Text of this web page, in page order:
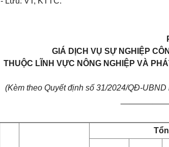
GIÁ DỊCH VỤ SỰ NGHIỆP
THUỘC LĨNH VỰC NÔNG NGHIỆP VÀ
(Kèm theo Quyết định số 31/2024/QĐ-